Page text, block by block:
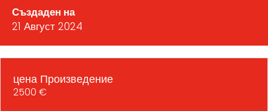
Създаден на
21 Август 2024
цена Произведение
2500 €